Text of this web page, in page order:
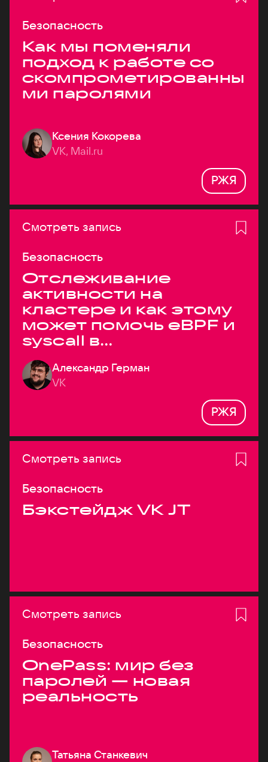
Безопасность
Как мы поменяли
подход к работе со
скомпрометированны
ми паролями
Ксения Кокорева
VK, Mail.ru
РЖЯ
Смотреть запись
Безопасность
Отслеживание
активности на
кластере и как этому
может помочь eBPF и
syscall в
высоконагруженных
системах
Александр Герман
VK
РЖЯ
Смотреть запись
Безопасность
Бэкстейдж VK JT
Смотреть запись
Безопасность
OnePass: мир без
паролей — новая
реальность
Татьяна Станкевич